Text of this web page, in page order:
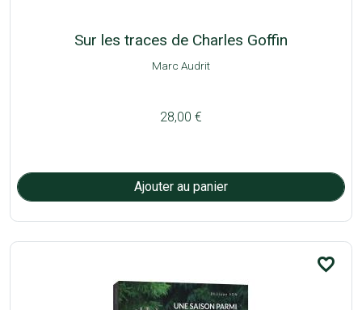
Sur les traces de Charles Goffin
Marc Audrit
28,00 €
favorite_border